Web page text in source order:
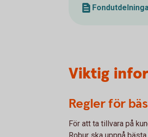
Viktig
Regler för
För att ta tillvara på